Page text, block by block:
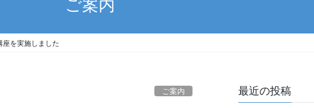
ご案内
座を実施しました
ご案内 最近の投稿